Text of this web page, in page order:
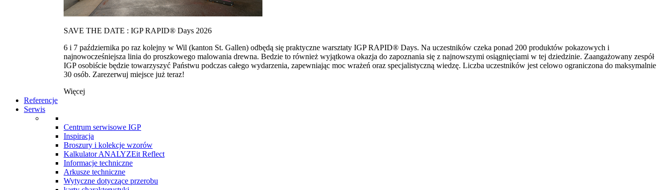
SAVE THE DATE : IGP RAPID® Days 2026
6 i 7 października po raz kolejny w Wil (kanton St. Gallen) odbędą się praktyczne warsztaty IGP RAPID® Days. Na uczestników czeka ponad 200 produktów pokazowych i
najnowocześniejsza linia do proszkowego malowania drewna. Bedzie to również wyjątkowa okazja do zapoznania się z najnowszymi osiągnięciami w tej dziedzinie. Zaangażowany zespół
IGP osobiście będzie towarzyszyć Państwu podczas całego wydarzenia, zapewniając moc wrażeń oraz specjalistyczną wiedzę. Liczba uczestników jest celowo ograniczona do maksymalnie
30 osób. Zarezerwuj miejsce już teraz!
Więcej
Referencje
Serwis
Centrum serwisowe IGP
Inspiracja
Broszury i kolekcje wzorów
Kalkulator ANALYZEit Reflect
Informacje techniczne
Arkusze techniczne
Wytyczne dotyczące przerobu